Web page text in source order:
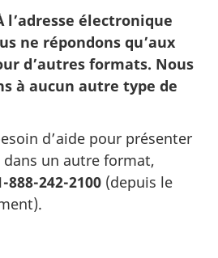
l’adresse électronique
ne répondons qu’aux
d’autres formats. Nous
à aucun autre type de
d’aide pour présenter
dans un autre format,
888-242-2100(depuis le